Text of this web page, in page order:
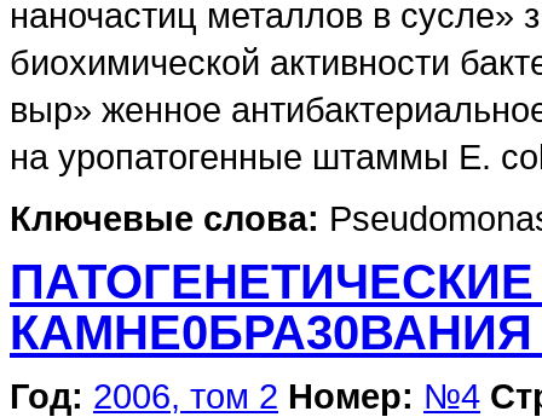
наночастиц металлов в сусле»
биохимической активности
выр» женное
на уропатогенные штаммы Е.
Ключевые слова:
Год: 2006, том 2 Номер: №4